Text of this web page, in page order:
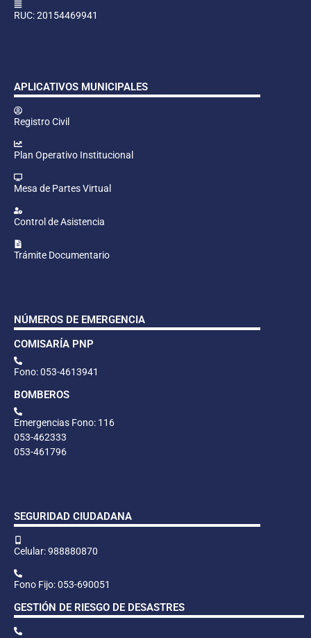
RUC: 20154469941
APLICATIVOS MUNICIPALES
Registro Civil
Plan Operativo Institucional
Mesa de Partes Virtual
Control de Asistencia
Trámite Documentario
NÚMEROS DE EMERGENCIA
COMISARÍA PNP
Fono: 053-4613941
BOMBEROS
Emergencias Fono: 116
053-462333
053-461796
SEGURIDAD CIUDADANA
Celular: 988880870
Fono Fijo: 053-690051
GESTIÓN DE RIESGO DE DESASTRES